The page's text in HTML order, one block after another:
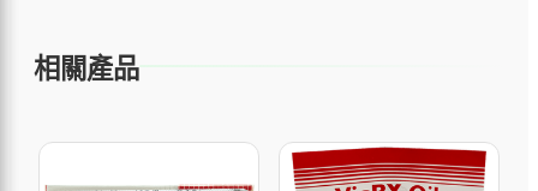
相關產品